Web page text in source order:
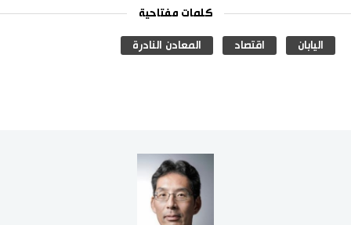
كلمات مفتاحية
اليابان اقتصاد المعادن النادرة